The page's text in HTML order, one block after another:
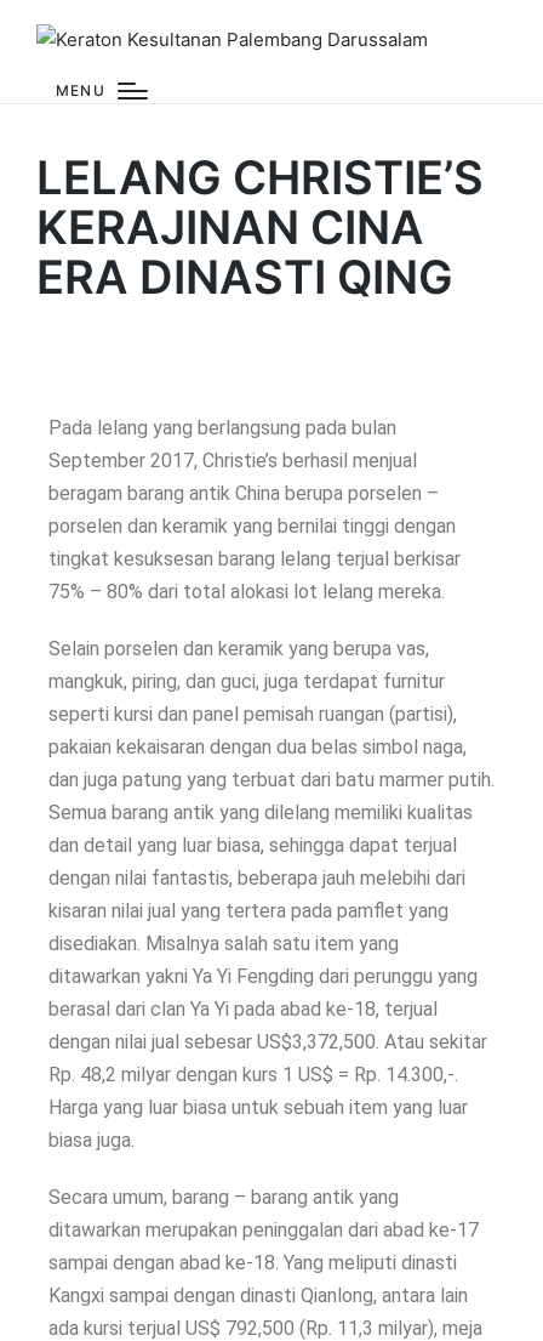
MENU
LELANG CHRISTIE’S
KERAJINAN CINA
ERA DINASTI QING
Pada lelang yang berlangsung pada bulan
September 2017, Christie’s berhasil menjual
beragam barang antik China berupa porselen –
porselen dan keramik yang bernilai tinggi dengan
tingkat kesuksesan barang lelang terjual berkisar
75% – 80% dari total alokasi lot lelang mereka.
Selain porselen dan keramik yang berupa vas,
mangkuk, piring, dan guci, juga terdapat furnitur
seperti kursi dan panel pemisah ruangan (partisi),
pakaian kekaisaran dengan dua belas simbol naga,
dan juga patung yang terbuat dari batu marmer putih.
Semua barang antik yang dilelang memiliki kualitas
dan detail yang luar biasa, sehingga dapat terjual
dengan nilai fantastis, beberapa jauh melebihi dari
kisaran nilai jual yang tertera pada pamflet yang
disediakan. Misalnya salah satu item yang
ditawarkan yakni Ya Yi Fengding dari perunggu yang
berasal dari clan Ya Yi pada abad ke-18, terjual
dengan nilai jual sebesar US$3,372,500. Atau sekitar
Rp. 48,2 milyar dengan kurs 1 US$ = Rp. 14.300,-.
Harga yang luar biasa untuk sebuah item yang luar
biasa juga.
Secara umum, barang – barang antik yang
ditawarkan merupakan peninggalan dari abad ke-17
sampai dengan abad ke-18. Yang meliputi dinasti
Kangxi sampai dengan dinasti Qianlong, antara lain
ada kursi terjual US$ 792,500 (Rp. 11,3 milyar), meja